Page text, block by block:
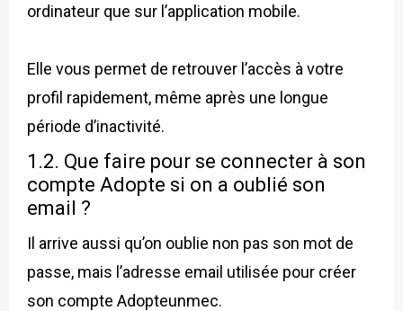
ordinateur que sur l’application mobile.
Elle vous permet de retrouver l’accès à votre
profil rapidement, même après une longue
période d’inactivité.
1.2. Que faire pour se connecter à son
compte Adopte si on a oublié son
email ?
Il arrive aussi qu’on oublie non pas son mot de
passe, mais l’adresse email utilisée pour créer
son compte Adopteunmec.